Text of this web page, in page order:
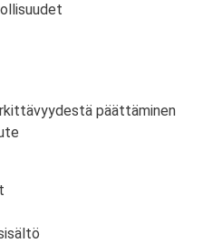
päättäminen